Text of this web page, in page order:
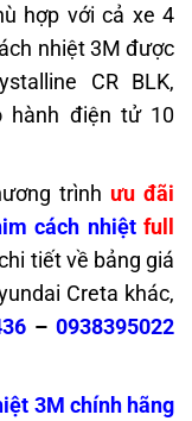
hợp với cả xe 4
nhiệt 3M được
CR BLK,
hành điện tử 10
trình ưu đãi
cách nhiệtfull
tiết về bảng giá
Creta khác,
–0938395022
3M chính hãng